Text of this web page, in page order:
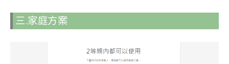
三.家庭方案